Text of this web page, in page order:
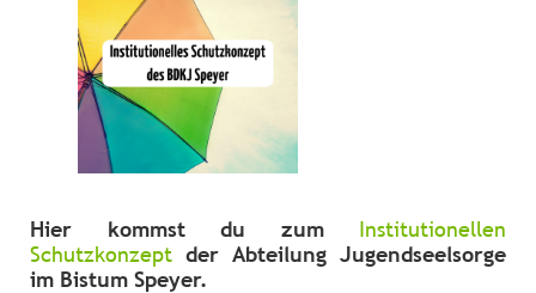
Hier kommst du zum Institutionellen
Schutzkonzept der Abteilung Jugendseelsorge
im Bistum Speyer.